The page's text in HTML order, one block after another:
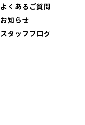
よくあるご質問
お知らせ
スタッフブログ